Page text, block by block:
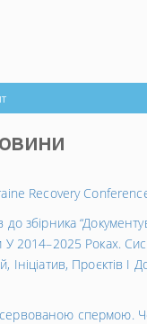
Recovery
до збірника
У 2014–2025 Роках.
Ініціатив, Проєктів І
спермою.